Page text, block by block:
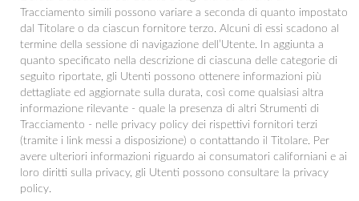
Tracciamento simili possono variare a seconda di quanto impostato
dal Titolare o da ciascun fornitore terzo. Alcuni di essi scadono al
termine della sessione di navigazione dell’Utente. In aggiunta a
quanto specificato nella descrizione di ciascuna delle categorie di
seguito riportate, gli Utenti possono ottenere informazioni più
dettagliate ed aggiornate sulla durata, così come qualsiasi altra
informazione rilevante - quale la presenza di altri Strumenti di
Tracciamento - nelle privacy policy dei rispettivi fornitori terzi
(tramite i link messi a disposizione) o contattando il Titolare. Per
avere ulteriori informazioni riguardo ai consumatori californiani e ai
loro diritti sulla privacy, gli Utenti possono consultare la privacy
policy.